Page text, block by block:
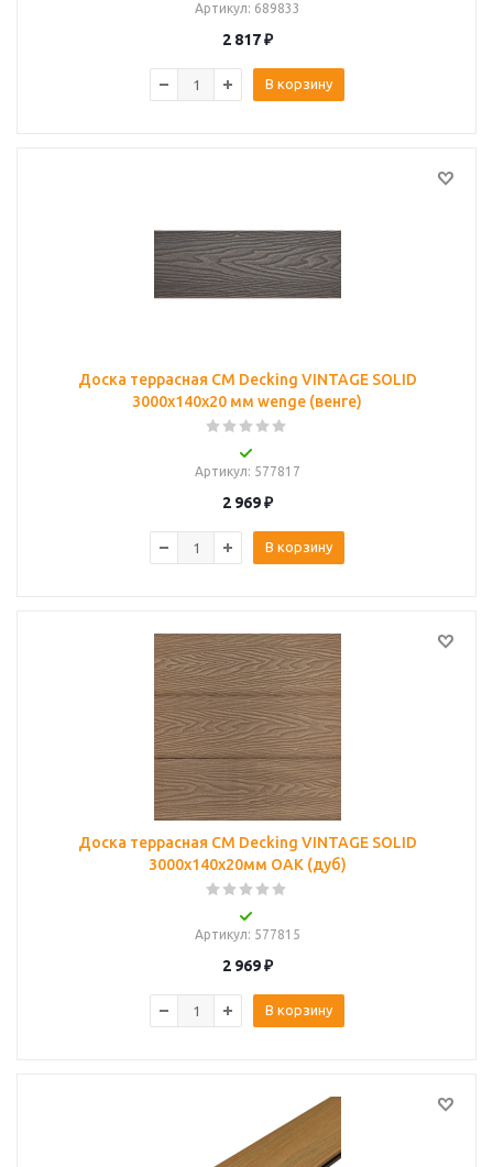
Артикул: 689833
2 817₽
В корзину
Доска террасная CM Decking VINTAGE SOLID
3000x140x20 мм wenge (венге)
Артикул: 577817
2 969₽
В корзину
Доска террасная CM Decking VINTAGE SOLID
3000x140x20мм OAK (дуб)
Артикул: 577815
2 969₽
В корзину